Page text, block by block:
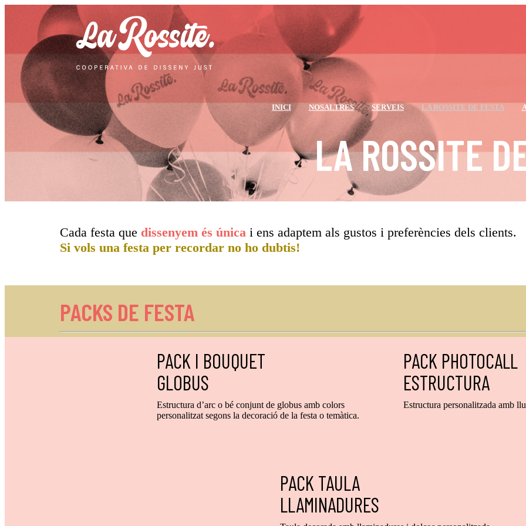
INICI NOSALTRES SERVEIS LA ROSSITE DE FESTA
LA ROSSITE
Cada festa que dissenyem és única i ens adaptem als gustos i preferències dels clients.
Si vols una festa per recordar no ho dubtis!
PACKS DE FESTA
PACK I BOUQUET
GLOBUS
Estructura d’arc o bé conjunt de globus amb colors
personalitzat segons la decoració de la festa o temàtica.
PACK PHOTOCALL
ESTRUCTURA
Estructura personalitzada amb
PACK TAULA
LLAMINADURES